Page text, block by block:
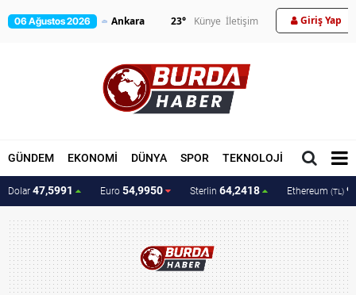
06 Ağustos 2026 23° Künye İletişim Giriş Yap
GÜNDEM EKONOMİ DÜNYA SPOR TEKNOLOJİ MAGAZİN
Dolar 47,5991 Euro 54,9950 Sterlin 64,2418 Ethereum (TL)